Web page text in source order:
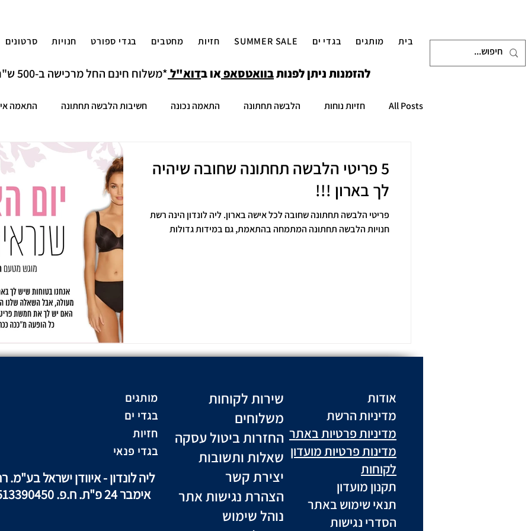
בית מותגים בגדי ים SUMMER SALE חזיות מחטבים בגדי ספורט חנויות סרטונים
להזמנות ניתן לפנותבוואטסאפאו בדוא"ל*משלוח חינם החל מרכישה ב-500 ש"ח למעט איזורים חריגים
All Posts חזיות נוחות הלבשה תחתונה התאמה נכונה חשיבות הלבשה תחתונה התאמה
הלבשה תחתונה למידות גדולות חזיית ספורט
תחתונים ללא תפר
5 פריטי הלבשה תחתונה שחובה שיהיה
לך בארון !!!
פריטי הלבשה תחתונה שחובה לכל אישה בארון. ליה לונדון הינה רשת
חנויות הלבשה תחתונה המתמחה בהתאמת, גם במידות גדולות
מותגים
בגדי ים
חזיות
בגדי פנאי
ליה לונדון - איוודן ישראל בע"מ.
אימבר 24 פ"ת. ח.פ. 513390450
שירות לקוחות
משלוחים
החזרות ביטול עסקה
שאלות ותשובות
יצירת קשר
הצהרת נגישות אתר
נוהל שימוש
אודות
מדיניות הרשת
מדיניות פרטיות באתר
מדינות פרטיות מועדון
לקוחות
תקנון מועדון
תנאי שימוש באתר
הסדרי נגישות